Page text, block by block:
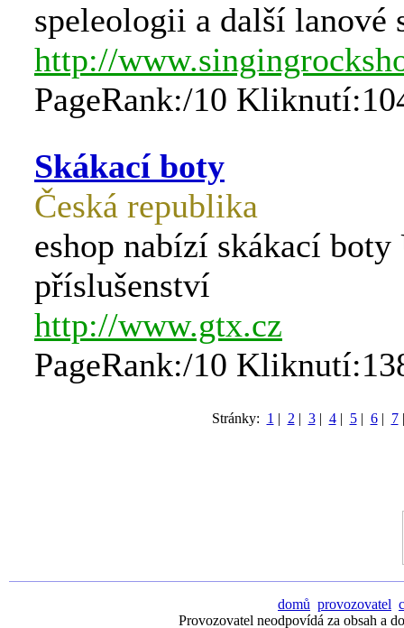
speleologii a další lanové
http://
PageRank:/10
Skákací boty
Česká republika
eshop nabízí skákací
příslušenství
http://www.gtx.cz
PageRank:/10
Stránky: 1 | 2 | 3| 4| 5| 6| 7
domů provozovatel
Provozovatel neodpovídá za obsah a